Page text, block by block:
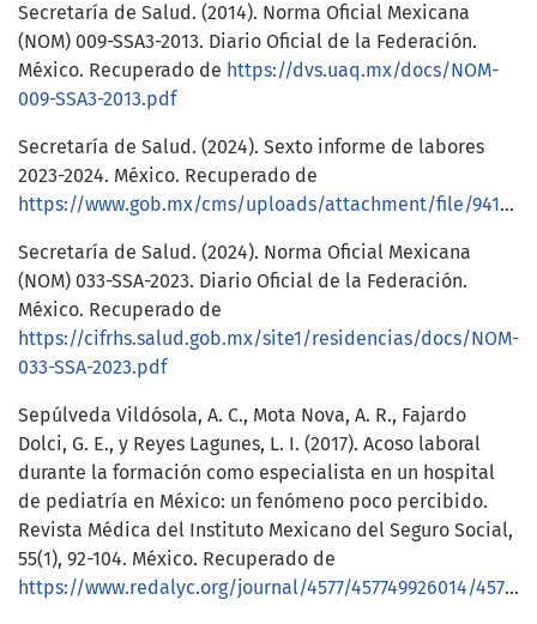
Secretaría de Salud. (2014). Norma Oficial Mexicana
(NOM) 009-SSA3-2013. Diario Oficial de la Federación.
México. Recuperado de https://dvs.uaq.mx/docs/NOM-
009-SSA3-2013.pdf
Secretaría de Salud. (2024). Sexto informe de labores
2023-2024. México. Recuperado de
https://www.gob.mx/cms/uploads/attachment/file/941337/SALUD_6toInformeLabores.pdf
Secretaría de Salud. (2024). Norma Oficial Mexicana
(NOM) 033-SSA-2023. Diario Oficial de la Federación.
México. Recuperado de
https://cifrhs.salud.gob.mx/site1/residencias/docs/NOM-
033-SSA-2023.pdf
Sepúlveda Vildósola, A. C., Mota Nova, A. R., Fajardo
Dolci, G. E., y Reyes Lagunes, L. I. (2017). Acoso laboral
durante la formación como especialista en un hospital
de pediatría en México: un fenómeno poco percibido.
Revista Médica del Instituto Mexicano del Seguro Social,
55(1), 92-104. México. Recuperado de
https://www.redalyc.org/journal/4577/457749926014/457749926014.pdf